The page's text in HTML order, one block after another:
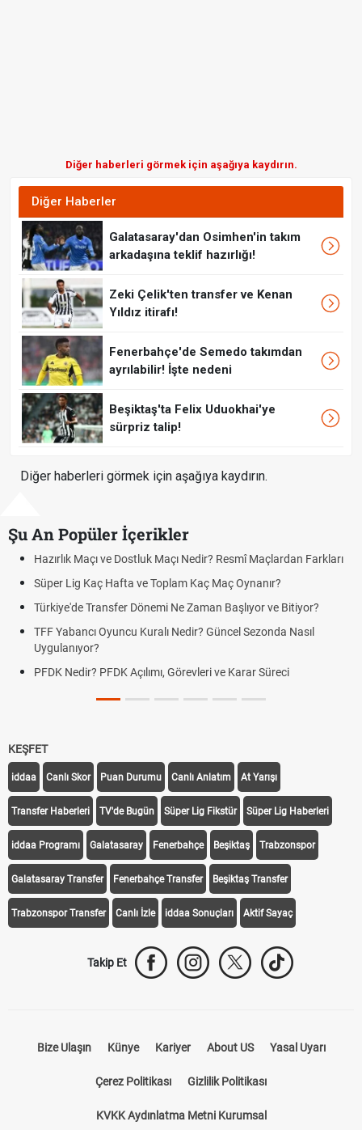
Diğer haberleri görmek için aşağıya kaydırın.
Diğer Haberler
Galatasaray'dan Osimhen'in takım
arkadaşına teklif hazırlığı!
Zeki Çelik'ten transfer ve Kenan
Yıldız itirafı!
Fenerbahçe'de Semedo takımdan
ayrılabilir! İşte nedeni
Beşiktaş'ta Felix Uduokhai'ye
sürpriz talip!
Diğer haberleri görmek için aşağıya kaydırın.
Şu An Popüler İçerikler
Maçlardan Farkları
Oynanır?
ve Bitiyor?
Sezonda Nasıl
Karar Süreci
Puan Durumunda AG, OM ve Diğer
Skor Ne Demek? Sporda Skor ve Sonuç
Futbol Nasıl Oynanır? Temel Futbol
Deplasman Golü Kuralı Nedir? Hangi
DGS Sonuçları Ne Zaman Açıklanacak
KEŞFET
iddaa Canlı Skor Puan Durumu Canlı Anlatım At Yarışı
Transfer Haberleri TV'de Bugün Süper Lig Fikstür Süper Lig Haberleri
iddaa Programı Galatasaray Fenerbahçe Beşiktaş Trabzonspor
Galatasaray Transfer Fenerbahçe Transfer Beşiktaş Transfer
Trabzonspor Transfer Canlı İzle iddaa Sonuçları Aktif Sayaç